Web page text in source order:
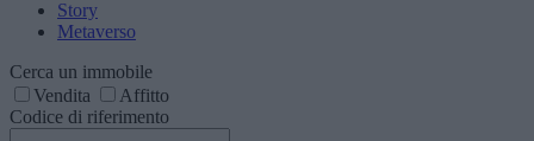
Story
Metaverso
Cerca un immobile
Vendita
Affitto
Codice di riferimento